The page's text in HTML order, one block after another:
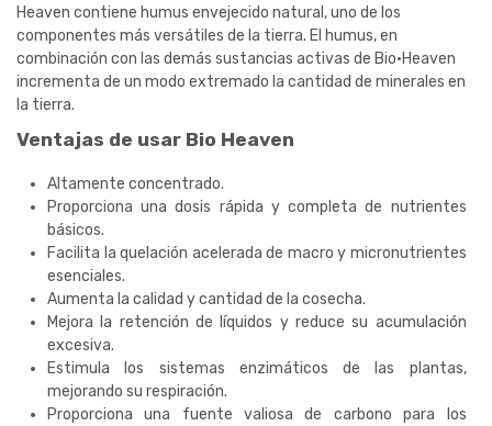
Heaven contiene humus envejecido natural, uno de los
componentes más versátiles de la tierra. El humus, en
combinación con las demás sustancias activas de Bio·Heaven
incrementa de un modo extremado la cantidad de minerales en
la tierra.
Ventajas de usar Bio Heaven
Altamente concentrado.
Proporciona una dosis rápida y completa de nutrientes
básicos.
Facilita la quelación acelerada de macro y micronutrientes
esenciales.
Aumenta la calidad y cantidad de la cosecha.
Mejora la retención de líquidos y reduce su acumulación
excesiva.
Estimula los sistemas enzimáticos de las plantas,
mejorando su respiración.
Proporciona una fuente valiosa de carbono para los